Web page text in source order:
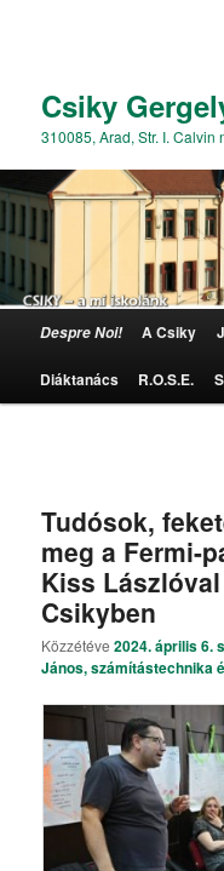
Csiky
310085, Arad, Str. I. Calvin
Tovább az elsődleges
Despre Noi! A Csiky
Diáktanács R.O.S.E.
Tudósok,
meg a Fermi-
Kiss
Csikyben
Közzétéve2024. április 6.
János, számítástechnika